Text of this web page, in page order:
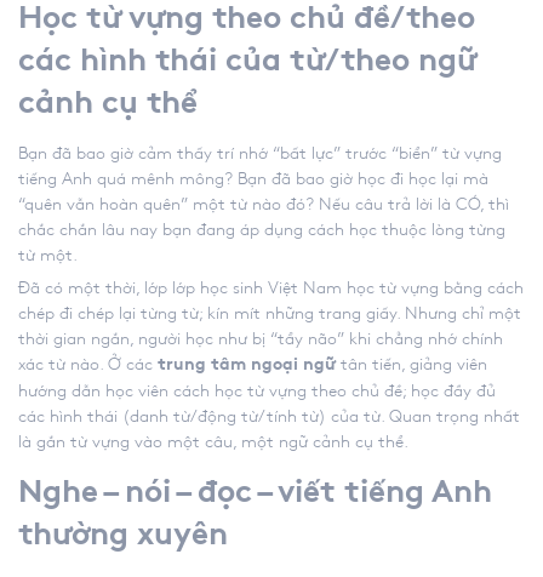
Học từ vựng theo chủ đề/theo
các hình thái của từ/theo ngữ
cảnh cụ thể
Bạn đã bao giờ cảm thấy trí nhớ “bất lực” trước “biển” từ vựng
tiếng Anh quá mênh mông? Bạn đã bao giờ học đi học lại mà
“quên vẫn hoàn quên” một từ nào đó? Nếu câu trả lời là CÓ, thì
chắc chắn lâu nay bạn đang áp dụng cách học thuộc lòng từng
từ một.
Đã có một thời, lớp lớp học sinh Việt Nam học từ vựng bằng cách
chép đi chép lại từng từ; kín mít những trang giấy. Nhưng chỉ một
thời gian ngắn, người học như bị “tẩy não” khi chẳng nhớ chính
xác từ nào. Ở các trung tâm ngoại ngữ tân tiến, giảng viên
hướng dẫn học viên cách học từ vựng theo chủ đề; học đầy đủ
các hình thái (danh từ/động từ/tính từ) của từ. Quan trọng nhất
là gắn từ vựng vào một câu, một ngữ cảnh cụ thể.
Nghe – nói – đọc – viết tiếng Anh
thường xuyên